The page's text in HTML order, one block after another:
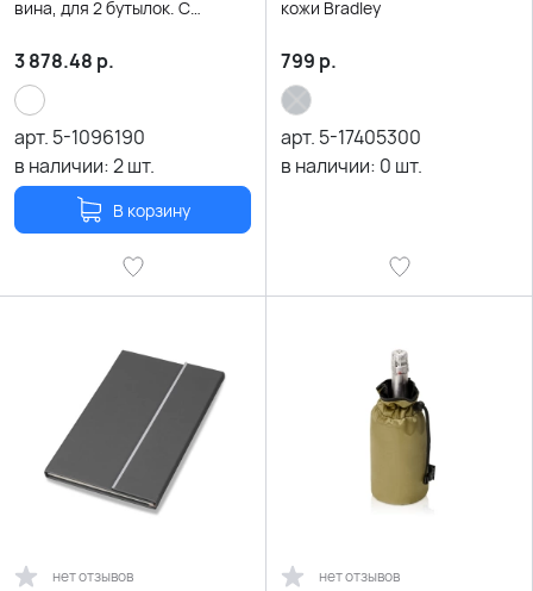
вина, для 2 бутылок. С
3 878.48 р.
арт. 5-1096190
в наличии:2шт.
В корзину
кожи Bradley
799 р.
арт. 5-17405300
в наличии: 0 шт.
нет отзывов нет отзывов